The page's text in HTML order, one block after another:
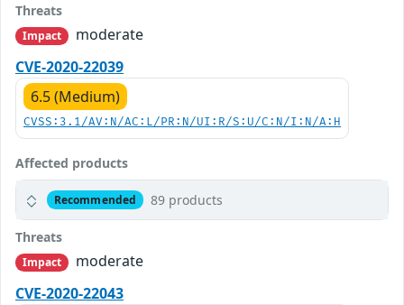
Threats
Impact
moderate
CVE-2020-22039
6.5 (Medium)
CVSS:3.1/AV:N/AC:L/PR:N/UI:R/S:U/C:N/I:N/A:H
Affected products
Recommended 89 products
Threats
Impact
moderate
CVE-2020-22043